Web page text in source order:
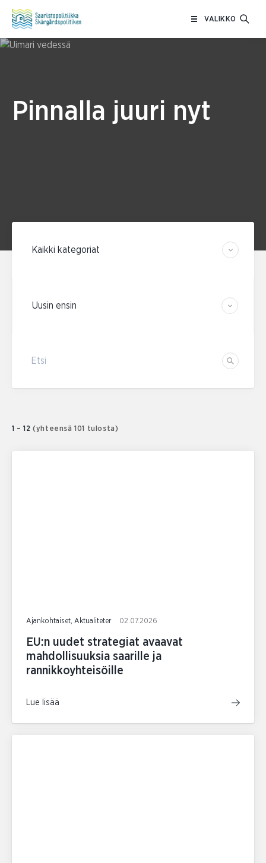
VALIKKO
Pinnalla juuri nyt
Etsi
1 – 12 (yhteensä 101 tulosta)
Ajankohtaiset, Aktualiteter 02.07.2026
EU:n uudet strategiat avaavat
mahdollisuuksia saarille ja
rannikkoyhteisöille
Lue lisää